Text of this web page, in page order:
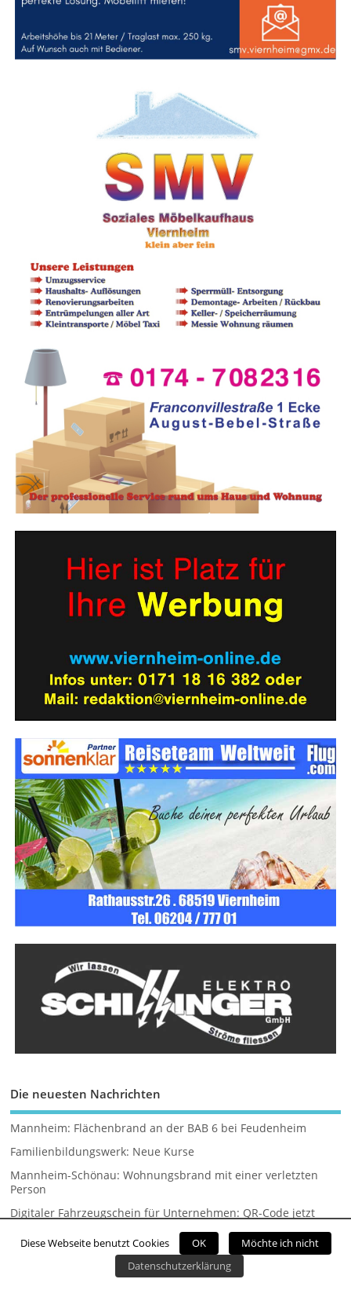
Die neuesten Nachrichten
Mannheim: Flächenbrand an der BAB 6 bei Feudenheim
Familienbildungswerk: Neue Kurse
Mannheim-Schönau: Wohnungsbrand mit einer verletzten
Person
Digitaler Fahrzeugschein für Unternehmen: QR-Code jetzt
Jetzt Blut spenden und Reise nach Barcelona gewinnen
Diese Webseite benutzt Cookies OK
Möchte ich nicht
Datenschutzerklärung